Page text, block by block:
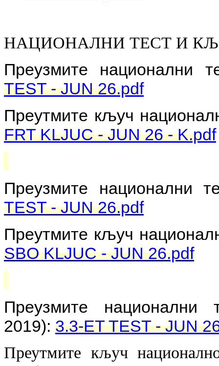
НАЦИОНАЛНИ ТЕСТ И
Преузмите национални
TEST - JUN 26.pdf
Преутмите кључ
FRT KLJUC - JUN 26 - K.pdf
Преузмите национални
TEST - JUN 26.pdf
Преутмите кључ
SBO KLJUC - JUN 26.pdf
Преузмите
2019): 3.3-ET TEST - JUN
Преутмите кључ